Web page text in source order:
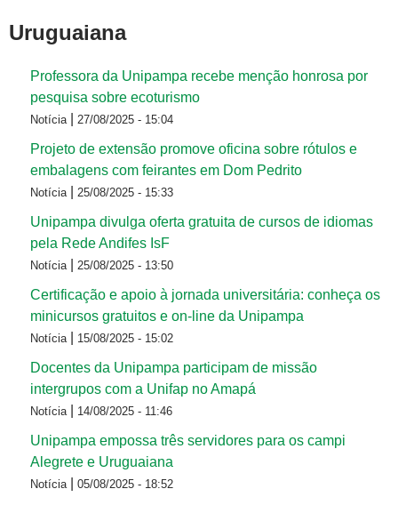
Uruguaiana
Professora da Unipampa recebe menção honrosa por
pesquisa sobre ecoturismo
Notícia 27/08/2025 - 15:04
Projeto de extensão promove oficina sobre rótulos e
embalagens com feirantes em Dom Pedrito
Notícia 25/08/2025 - 15:33
Unipampa divulga oferta gratuita de cursos de idiomas
pela Rede Andifes IsF
Notícia 25/08/2025 - 13:50
Certificação e apoio à jornada universitária: conheça os
minicursos gratuitos e on-line da Unipampa
Notícia 15/08/2025 - 15:02
Docentes da Unipampa participam de missão
intergrupos com a Unifap no Amapá
Notícia 14/08/2025 - 11:46
Unipampa empossa três servidores para os campi
Alegrete e Uruguaiana
Notícia 05/08/2025 - 18:52